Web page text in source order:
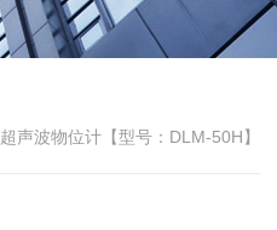
超声波物位计【型号：DLM-50H】